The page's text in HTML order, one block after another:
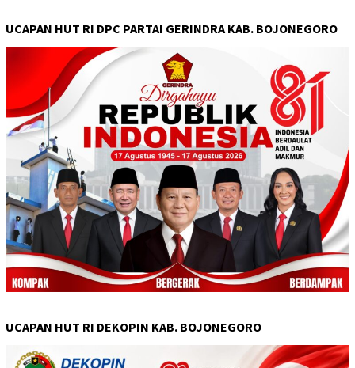
UCAPAN HUT RI DPC PARTAI GERINDRA KAB. BOJONEGORO
UCAPAN HUT RI DEKOPIN KAB. BOJONEGORO